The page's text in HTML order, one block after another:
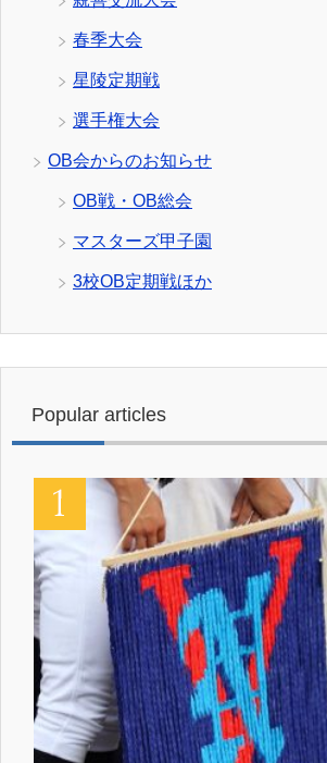
春季大会
星陵定期戦
選手権大会
OB会からのお知らせ
OB戦・OB総会
マスターズ甲子園
3校OB定期戦ほか
Popular articles